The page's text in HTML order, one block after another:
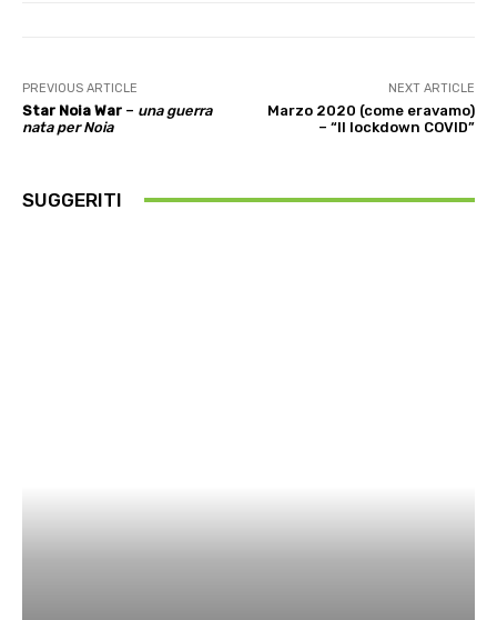
PREVIOUS ARTICLE
Star Noia War – una guerra
nata per Noia
NEXT ARTICLE
Marzo 2020 (come eravamo)
– “Il lockdown COVID”
SUGGERITI